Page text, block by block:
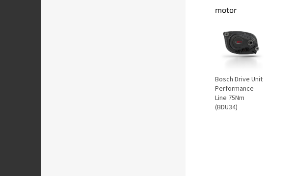
motor
Bosch Drive Unit
Performance
Line 75Nm
(BDU34)